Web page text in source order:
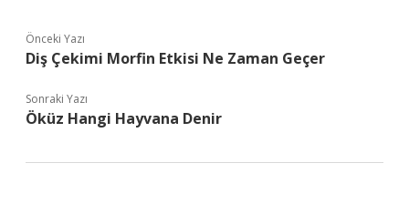
Önceki Yazı
Diş Çekimi Morfin Etkisi Ne Zaman Geçer
Sonraki Yazı
Öküz Hangi Hayvana Denir